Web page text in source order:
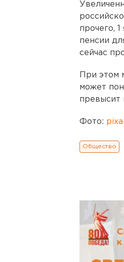
прочего,
пенсии
сейчас
При этом
может
превысит
Фото:
Общество